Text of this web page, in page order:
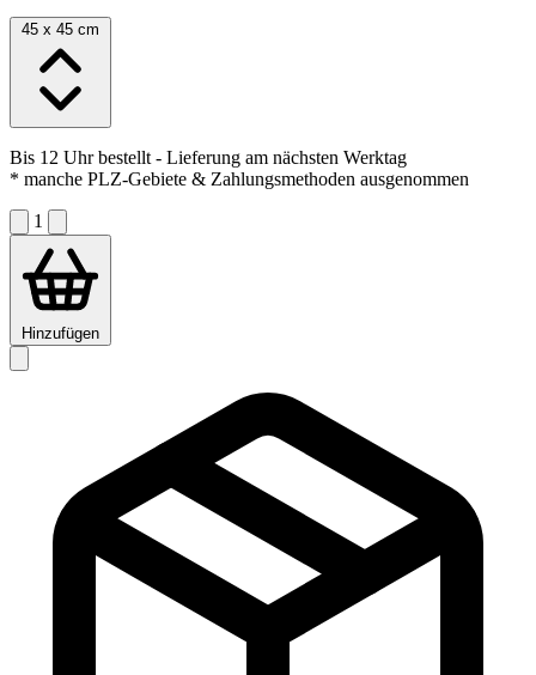
45 x 45 cm
Bis 12 Uhr bestellt- Lieferung am nächsten Werktag
* manche PLZ-Gebiete & Zahlungsmethoden ausgenommen
1
Hinzufügen